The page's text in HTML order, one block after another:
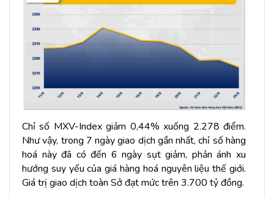
Chỉ số MXV-Index giảm 0,44% xuống 2.278 điểm.
Như vậy, trong 7 ngày giao dịch gần nhất, chỉ số hàng
hoá này đã có đến 6 ngày sụt giảm, phản ánh xu
hướng suy yếu của giá hàng hoá nguyên liệu thế giới.
Giá trị giao dịch toàn Sở đạt mức trên 3.700 tỷ đồng.